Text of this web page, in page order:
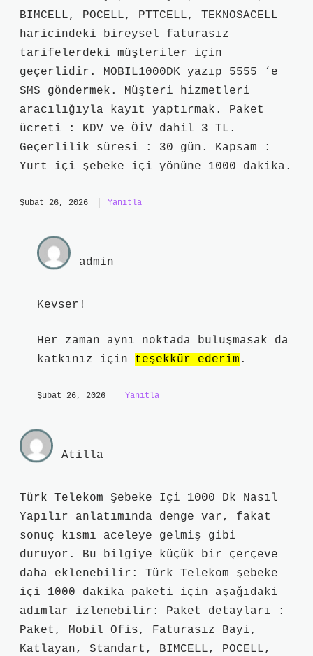
BIMCELL, POCELL, PTTCELL, TEKNOSACELL
haricindeki bireysel faturasız
tarifelerdeki müşteriler için
geçerlidir. MOBIL1000DK yazıp 5555 ‘e
SMS göndermek. Müşteri hizmetleri
aracılığıyla kayıt yaptırmak. Paket
ücreti : KDV ve ÖİV dahil 3 TL.
Geçerlilik süresi : 30 gün. Kapsam :
Yurt içi şebeke içi yönüne 1000 dakika.
Şubat 26, 2026 Yanıtla
admin
Kevser!
Her zaman aynı noktada buluşmasak da
katkınız için teşekkür ederim .
Şubat 26, 2026 Yanıtla
Atilla
Türk Telekom Şebeke Içi 1000 Dk Nasıl
Yapılır anlatımında denge var, fakat
sonuç kısmı aceleye gelmiş gibi
duruyor. Bu bilgiye küçük bir çerçeve
daha eklenebilir: Türk Telekom şebeke
içi 1000 dakika paketi için aşağıdaki
adımlar izlenebilir: Paket detayları :
Paket, Mobil Ofis, Faturasız Bayi,
Katlayan, Standart, BIMCELL, POCELL,